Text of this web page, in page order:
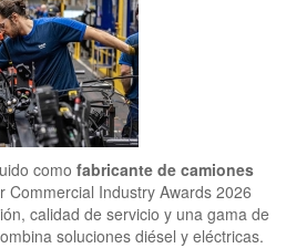
como fabricante de camiones
Commercial Industry Awards 2026
calidad de servicio y una gama de
soluciones diésel y eléctricas.